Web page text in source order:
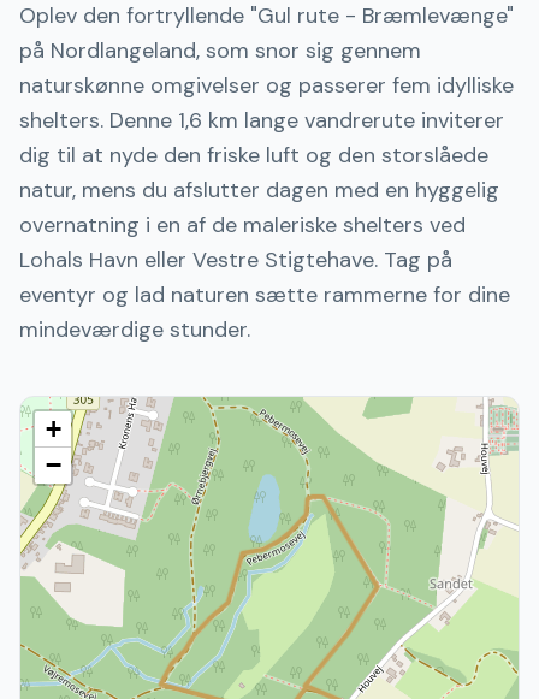
Oplev den fortryllende "Gul rute - Bræmlevænge"
på Nordlangeland, som snor sig gennem
naturskønne omgivelser og passerer fem idylliske
shelters. Denne 1,6 km lange vandrerute inviterer
dig til at nyde den friske luft og den storslåede
natur, mens du afslutter dagen med en hyggelig
overnatning i en af de maleriske shelters ved
Lohals Havn eller Vestre Stigtehave. Tag på
eventyr og lad naturen sætte rammerne for dine
mindeværdige stunder.
+
−